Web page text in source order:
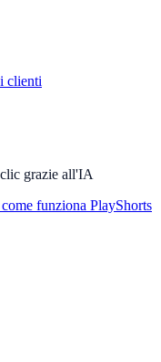
clienti
grazie all'IA
funziona PlayShorts